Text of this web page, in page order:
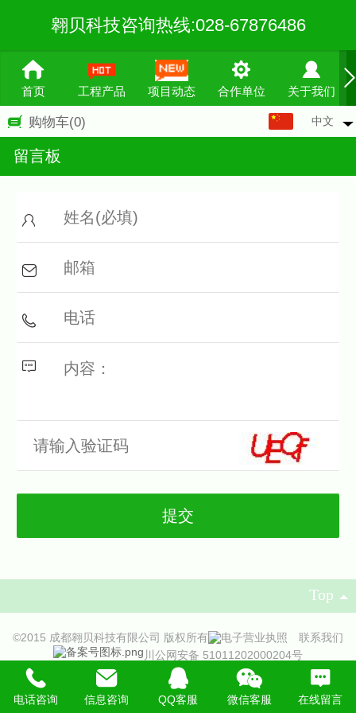
翱贝科技咨询热线:028-67876486
首页 工程产品 项目动态 合作单位 关于我们
购物车(0) 中文
留言板
Top
©2015 成都翱贝科技有限公司 版权所有
联系我们
川公网安备 51011202000204号
管理登录
蜀ICP备18008793号-1
电脑版
电话咨询
信息咨询 QQ客服 微信客服 在线留言